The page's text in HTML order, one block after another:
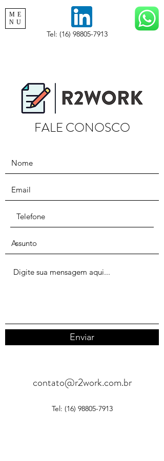
ME
NU
Tel: (16) 98805-7913
FALE CONOSCO
Enviar
Tel: (16) 98805-7913
contato@r2work.com.br